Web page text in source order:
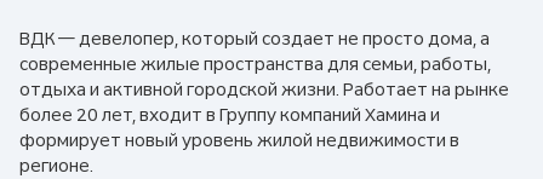
ВДК — девелопер, который создает не просто дома, а
современные жилые пространства для семьи, работы,
отдыха и активной городской жизни. Работает на рынке
более 20 лет, входит в Группу компаний Хамина и
формирует новый уровень жилой недвижимости в
регионе.